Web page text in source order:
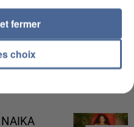
EMPORTÉE PAR UNE
SAVOIE
NAIKA
choix
fermer